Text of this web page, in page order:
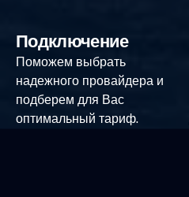
Подключение
Поможем выбрать
надежного провайдера и
подберем для Вас
оптимальный тариф.